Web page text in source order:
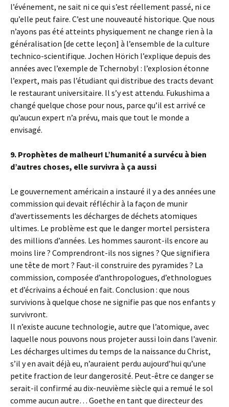
l’événement, ne sait ni ce qui s’est réellement passé, ni ce
qu’elle peut faire. C’est une nouveauté historique. Que nous
n’ayons pas été atteints physiquement ne change rien à la
généralisation [de cette leçon] à l’ensemble de la culture
technico-scientifique. Jochen Hörich l’explique depuis des
années avec l’exemple de Tchernobyl : l’explosion étonne
l’expert, mais pas l’étudiant qui distribue des tracts devant
le restaurant universitaire. Il s’y est attendu. Fukushima a
changé quelque chose pour nous, parce qu’il est arrivé ce
qu’aucun expert n’a prévu, mais que tout le monde a
envisagé.
9. Prophètes de malheur! L’humanité a survécu à bien
d’autres choses, elle survivra à ça aussi
Le gouvernement américain a instauré il y a des années une
commission qui devait réfléchir à la façon de munir
d’avertissements les décharges de déchets atomiques
ultimes. Le problème est que le danger mortel persistera
des millions d’années. Les hommes sauront-ils encore au
moins lire ? Comprendront-ils nos signes ? Que signifiera
une tête de mort ? Faut-il construire des pyramides ? La
commission, composée d’anthropologues, d’ethnologues
et d’écrivains a échoué en fait. Conclusion : que nous
survivions à quelque chose ne signifie pas que nos enfants y
survivront.
Il n’existe aucune technologie, autre que l’atomique, avec
laquelle nous pouvons nous projeter aussi loin dans l’avenir.
Les décharges ultimes du temps de la naissance du Christ,
s’il y en avait déjà eu, n’auraient perdu aujourd’hui qu’une
petite fraction de leur dangerosité. Peut-être ce danger se
serait-il confirmé au dix-neuvième siècle qui a remué le sol
comme aucun autre… Goethe en tant que directeur des